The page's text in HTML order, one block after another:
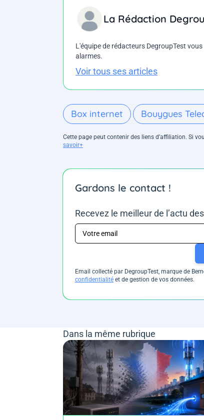
La Rédaction
L'équipe de rédacteurs DegroupTest
alarmes.
Voir tous ses articles
Box internet Bouygues
Cette page peut contenir des liens d’affiliation. Si
savoir+
Gardons le contact !
Recevez le meilleur de l’actu
Email collecté par DegroupTest, marque de
confidentialité et de gestion de vos données.
Dans la même rubrique